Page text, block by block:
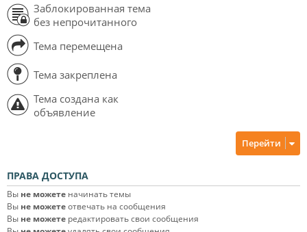
Заблокированная тема
без непрочитанного
Тема перемещена
Тема закреплена
Тема создана как
объявление
Перейти
ПРАВА ДОСТУПА
Вы не можете начинать темы
Вы не можетеотвечать на сообщения
Вы не можете редактировать свои сообщения